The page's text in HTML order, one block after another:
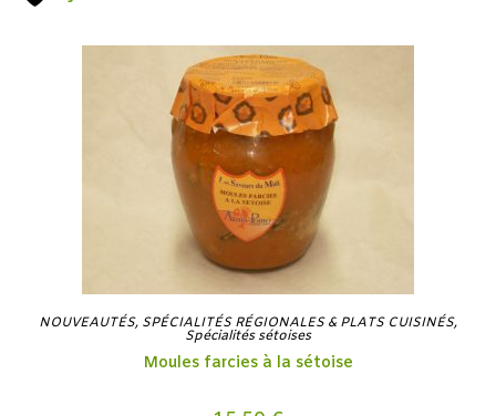
NOUVEAUTÉS, SPÉCIALITÉS RÉGIONALES & PLATS CUISINÉS,
Spécialités sétoises
Moules farcies à la sétoise